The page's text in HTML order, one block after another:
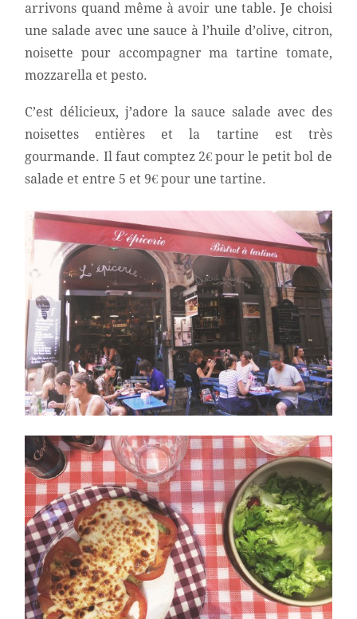
arrivons quand même à avoir une table. Je choisi
une salade avec une sauce à l’huile d’olive, citron,
noisette pour accompagner ma tartine tomate,
mozzarella et pesto.
C’est délicieux, j’adore la sauce salade avec des
noisettes entières et la tartine est très
gourmande. Il faut comptez 2€ pour le petit bol de
salade et entre 5 et 9€ pour une tartine.